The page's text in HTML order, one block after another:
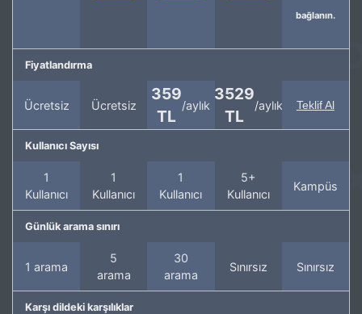
bağlanın.
Fiyatlandırma
Ücretsiz Ücretsiz
359
TL
/aylık
3529
TL
/aylık Teklif Al
Kullanıcı Sayısı
1
Kullanıcı
1
Kullanıcı
1
Kullanıcı
5+
Kullanıcı
Kampüs
Günlük arama sınırı
1 arama
5
arama
30
arama
Sınırsız Sınırsız
Karşı dildeki karşılıklar